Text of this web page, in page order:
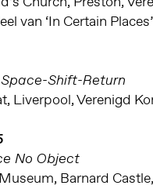
van ‘In Certain
Shift-Return
Liverpool, Verenigd
No Object
Barnard